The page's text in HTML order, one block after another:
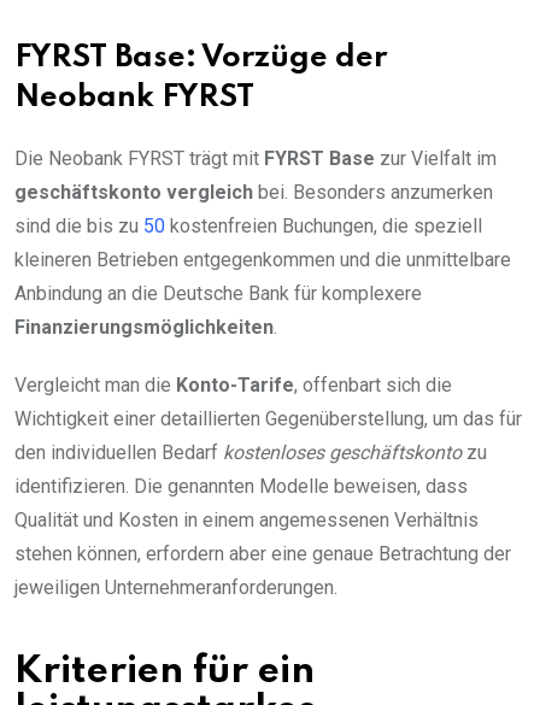
FYRST Base: Vorzüge der
Neobank FYRST
Die Neobank FYRST trägt mit FYRST Base zur Vielfalt im
geschäftskonto vergleich bei. Besonders anzumerken
sind die bis zu 50 kostenfreien Buchungen, die speziell
kleineren Betrieben entgegenkommen und die unmittelbare
Anbindung an die Deutsche Bank für komplexere
Finanzierungsmöglichkeiten.
Vergleicht man die Konto-Tarife, offenbart sich die
Wichtigkeit einer detaillierten Gegenüberstellung, um das für
den individuellen Bedarf kostenloses geschäftskontozu
identifizieren. Die genannten Modelle beweisen, dass
Qualität und Kosten in einem angemessenen Verhältnis
stehen können, erfordern aber eine genaue Betrachtung der
jeweiligen Unternehmeranforderungen.
Kriterien für ein